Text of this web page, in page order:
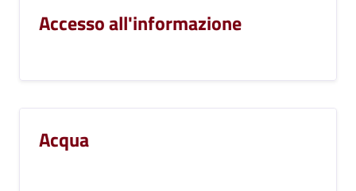
Accesso all'informazione
Acqua